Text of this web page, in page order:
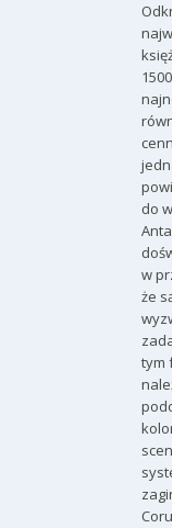
do
w
że
tym